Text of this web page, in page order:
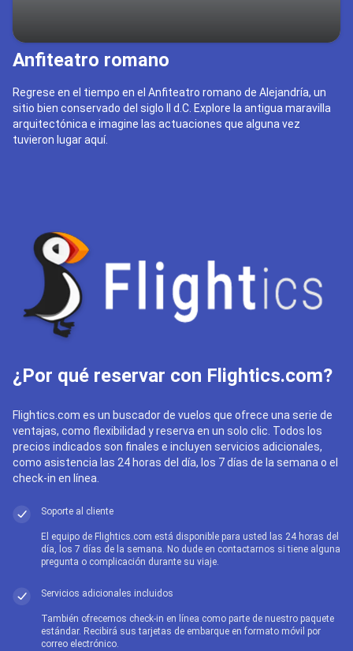
Anfiteatro romano
Regrese en el tiempo en el Anfiteatro romano de Alejandría, un
sitio bien conservado del siglo II d.C. Explore la antigua maravilla
arquitectónica e imagine las actuaciones que alguna vez
tuvieron lugar aquí.
¿Por qué reservar con Flightics.com?
Flightics.com es un buscador de vuelos que ofrece una serie de
ventajas, como flexibilidad y reserva en un solo clic. Todos los
precios indicados son finales e incluyen servicios adicionales,
como asistencia las 24 horas del día, los 7 días de la semana o el
check-in en línea.
Soporte al cliente
El equipo de Flightics.com está disponible para usted las 24 horas del
día, los 7 días de la semana. No dude en contactarnos si tiene alguna
pregunta o complicación durante su viaje.
Servicios adicionales incluidos
También ofrecemos check-in en línea como parte de nuestro paquete
estándar. Recibirá sus tarjetas de embarque en formato móvil por
correo electrónico.